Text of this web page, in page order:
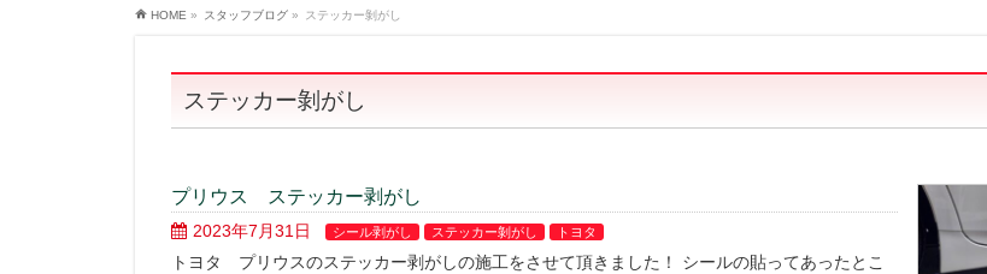
HOME » スタッフブログ » ステッカー剝がし
ステッカー剝がし
プリウス ステッカー剥がし
2023年7月31日 シール剥がし ステッカー剝がし トヨタ
トヨタ プリウスのステッカー剥がしの施工をさせて頂きました！ シールの貼ってあったとこ